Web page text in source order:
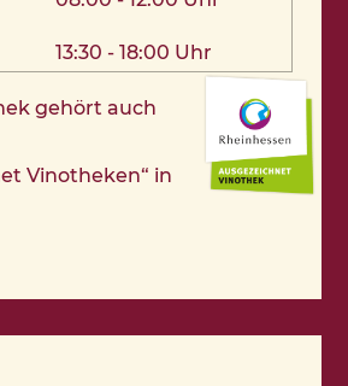
13:30 - 18:00 Uhr
gehört auch
Vinotheken“ in